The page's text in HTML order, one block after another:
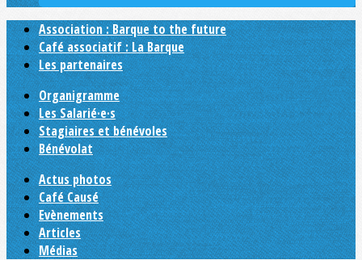
Association : Barque to the future
Café associatif : La Barque
Les partenaires
Organigramme
Les Salarié·e·s
Stagiaires et bénévoles
Bénévolat
Actus photos
Café Causé
Evènements
Articles
Médias